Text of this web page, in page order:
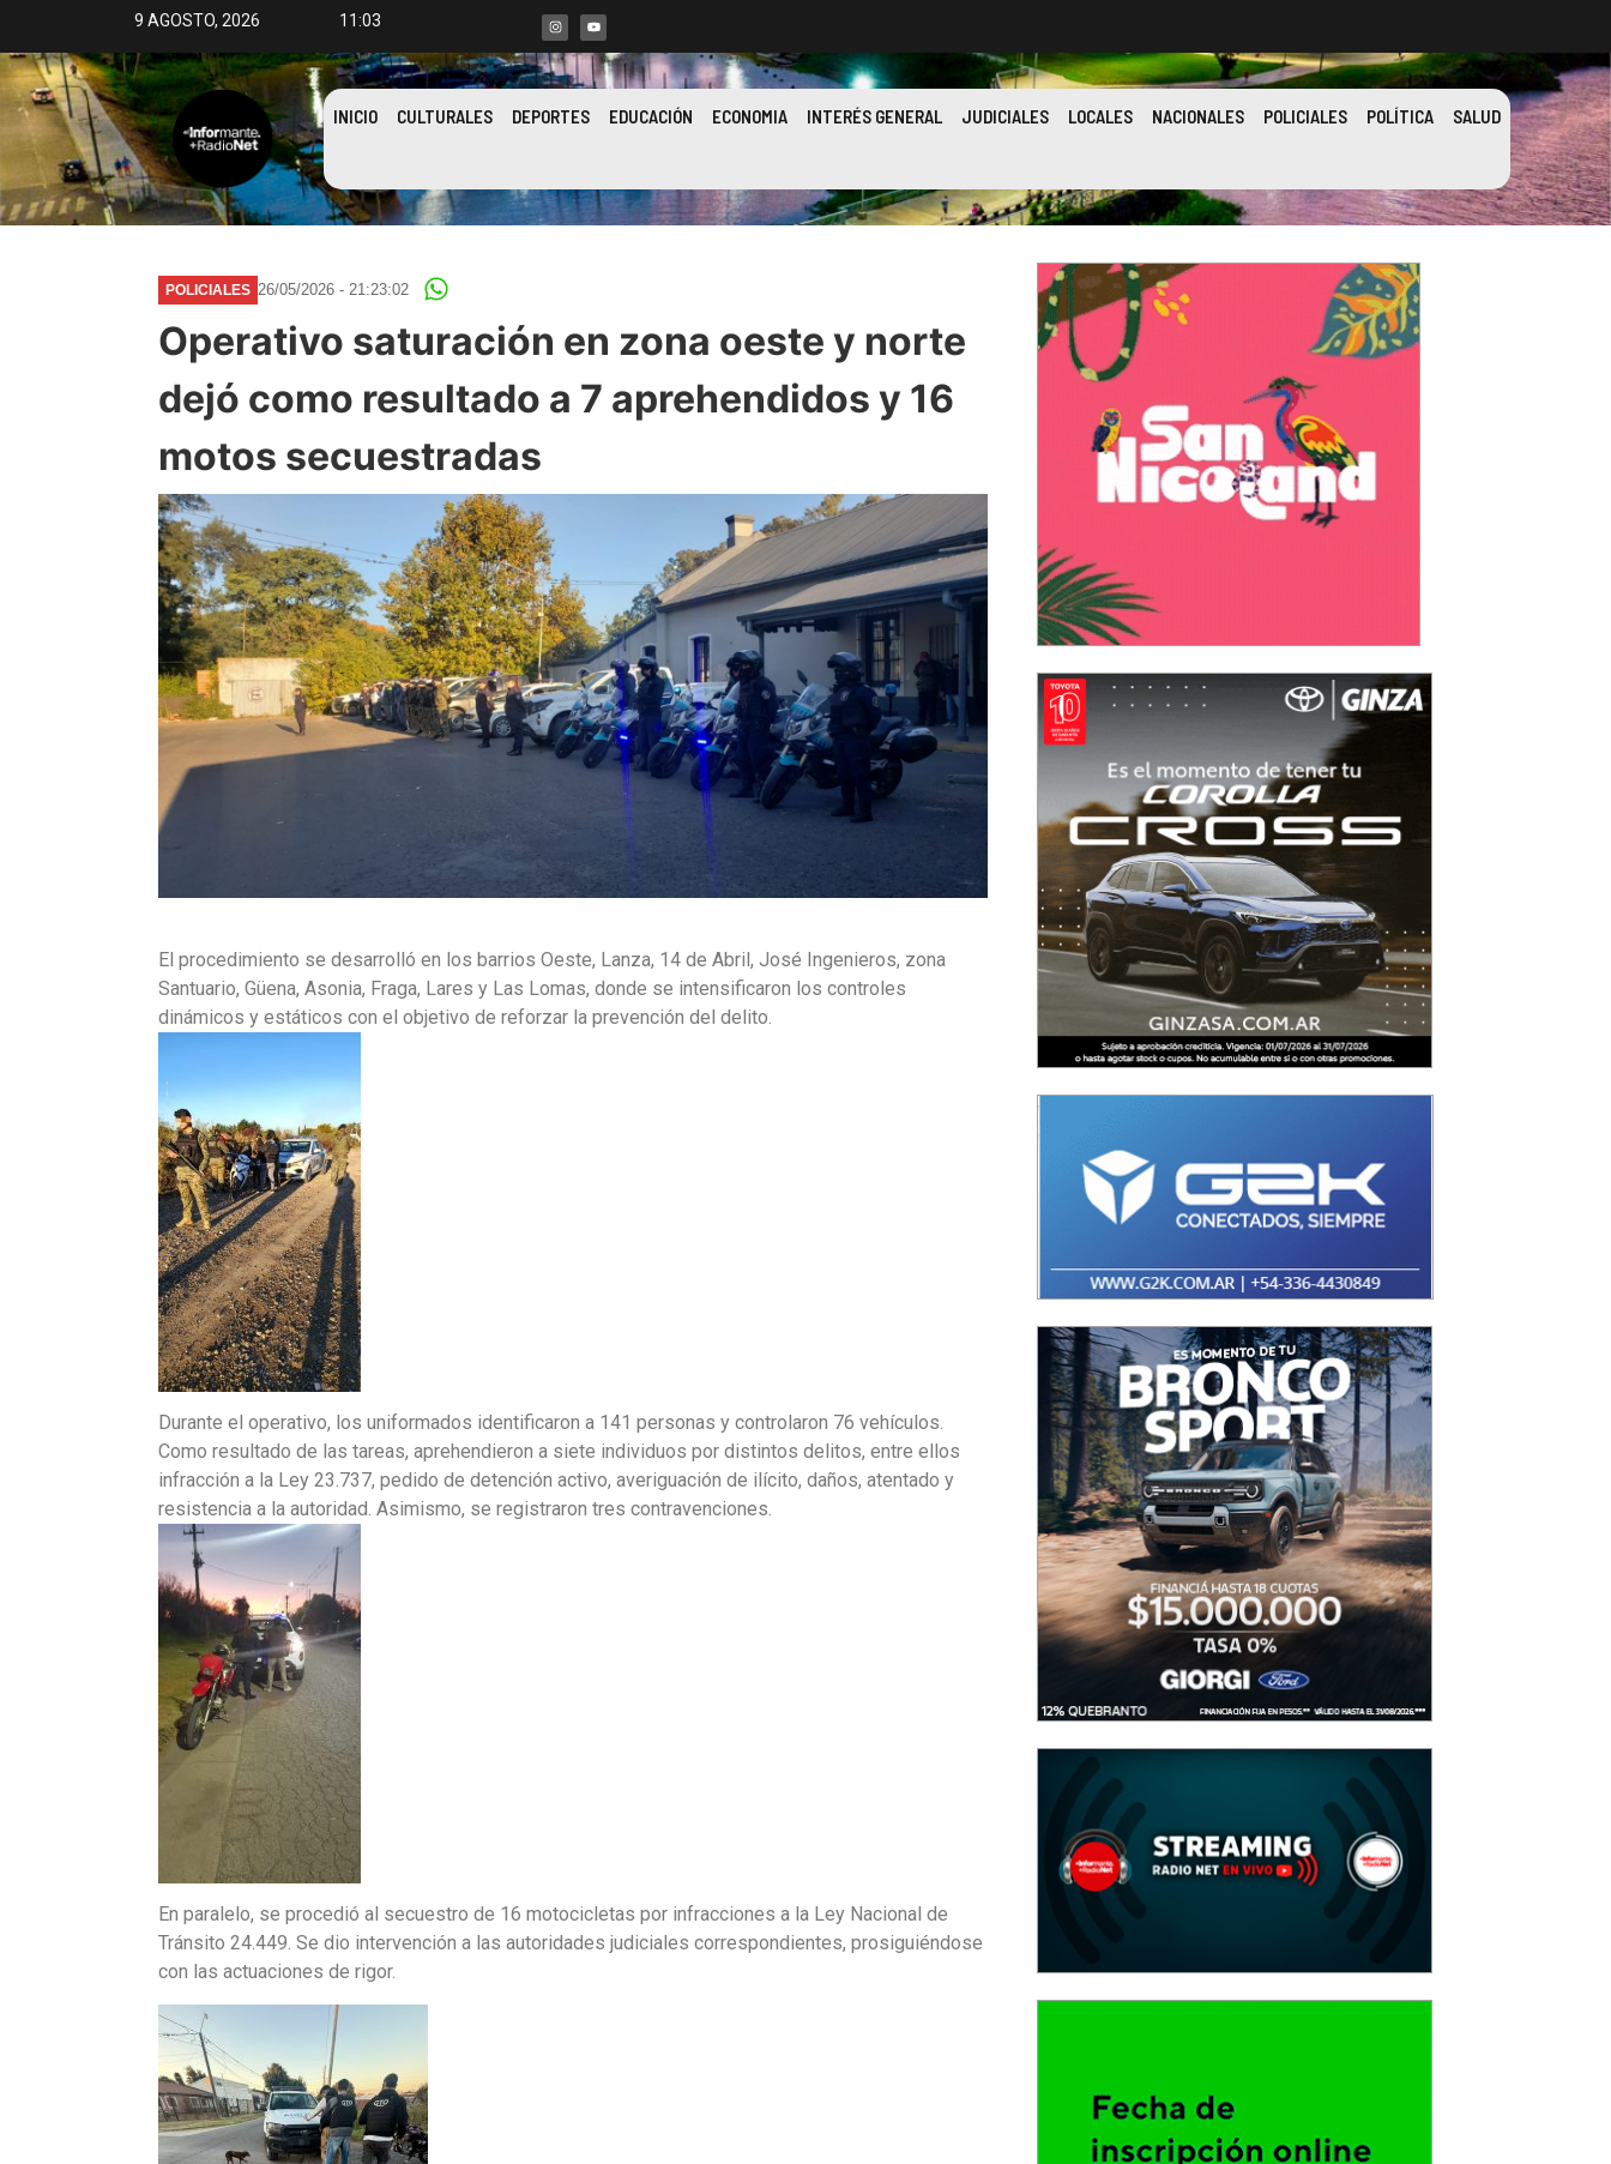
9 AGOSTO, 2026 11:03
INICIO CULTURALES DEPORTES EDUCACIÓN ECONOMIA INTERÉS GENERAL JUDICIALES LOCALES NACIONALES POLICIALES POLÍTICA SALUD
POLICIALES 26/05/2026 - 21:23:02
Operativo saturación en zona oeste y norte
dejó como resultado a 7 aprehendidos y 16
motos secuestradas
El procedimiento se desarrolló en los barrios Oeste, Lanza, 14 de Abril, José Ingenieros, zona
Santuario, Güena, Asonia, Fraga, Lares y Las Lomas, donde se intensificaron los controles
dinámicos y estáticos con el objetivo de reforzar la prevención del delito.
Durante el operativo, los uniformados identificaron a 141 personas y controlaron 76 vehículos.
Como resultado de las tareas, aprehendieron a siete individuos por distintos delitos, entre ellos
infracción a la Ley 23.737, pedido de detención activo, averiguación de ilícito, daños, atentado y
resistencia a la autoridad. Asimismo, se registraron tres contravenciones.
En paralelo, se procedió al secuestro de 16 motocicletas por infracciones a la Ley Nacional de
Tránsito 24.449. Se dio intervención a las autoridades judiciales correspondientes, prosiguiéndose
con las actuaciones de rigor.